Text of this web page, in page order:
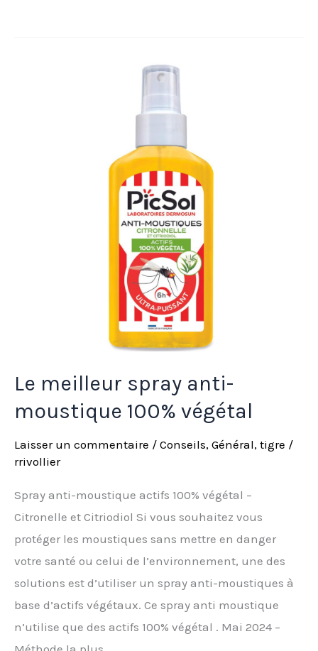
Le meilleur spray anti-
moustique 100% végétal
Laisser un commentaire / Conseils, Général, tigre /
rrivollier
Spray anti-moustique actifs 100% végétal –
Citronelle et Citriodiol Si vous souhaitez vous
protéger les moustiques sans mettre en danger
votre santé ou celui de l’environnement, une des
solutions est d’utiliser un spray anti-moustiques à
base d’actifs végétaux. Ce spray anti moustique
n’utilise que des actifs 100% végétal . Mai 2024 –